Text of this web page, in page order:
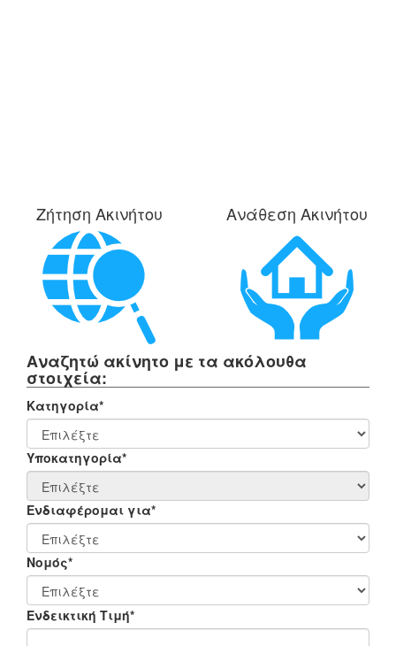
Ζήτηση Ακινήτου Ανάθεση Ακινήτου
Αναζητώ ακίνητο με τα ακόλουθα
στοιχεία:
Κατηγορία*
Υποκατηγορία*
Ενδιαφέρομαι για*
Νομός*
Ενδεικτική Τιμή*